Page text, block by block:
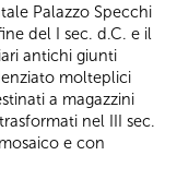
Palazzo Specchi
del I sec. d.C. e il
antichi giunti
molteplici
a magazzini
nel III sec.
e con